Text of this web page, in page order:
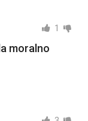
1
moralno